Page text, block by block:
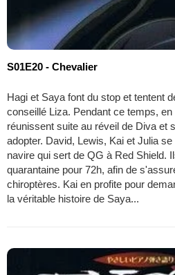
S01E20 - Chevalier
Hagi et Saya font du stop et tentent
conseillé Liza. Pendant ce temps,
réunissent suite au réveil de Diva et
adopter. David, Lewis, Kai et Julia
navire qui sert de QG à Red Shield.
quarantaine pour 72h, afin de
chiroptères. Kai en profite pour
la véritable histoire de Saya...